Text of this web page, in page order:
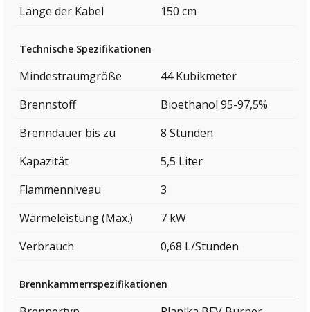
Länge der Kabel
150 cm
Technische Spezifikationen
Mindestraumgröße
44 Kubikmeter
Brennstoff
Bioethanol 95-97,5%
Brenndauer bis zu
8 Stunden
Kapazität
5,5 Liter
Flammenniveau
3
Wärmeleistung (Max.)
7 kW
Verbrauch
0,68 L/Stunden
Brennkammerrspezifikationen